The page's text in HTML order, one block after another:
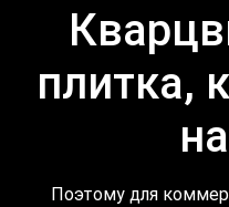
плитка,
Поэтому для